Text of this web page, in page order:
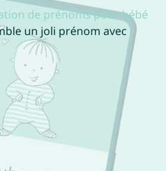
de prénoms pour bébé
un joli prénom avec